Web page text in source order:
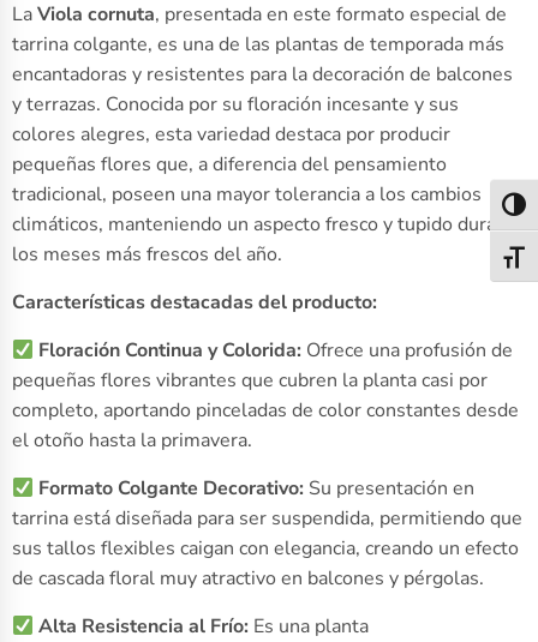
LaViola cornuta, presentada en este formato especial de
tarrina colgante, es una de las plantas de temporada más
encantadoras y resistentes para la decoración de balcones
y terrazas. Conocida por su floración incesante y sus
colores alegres, esta variedad destaca por producir
pequeñas flores que, a diferencia del pensamiento
tradicional, poseen una mayor tolerancia a los cambios
climáticos, manteniendo un aspecto fresco y tupido durante
los meses más frescos del año.
Características destacadas del producto:
Floración Continua y Colorida: Ofrece una profusión de
pequeñas flores vibrantes que cubren la planta casi por
completo, aportando pinceladas de color constantes desde
el otoño hasta la primavera.
Formato Colgante Decorativo: Su presentación en
tarrina está diseñada para ser suspendida, permitiendo que
sus tallos flexibles caigan con elegancia, creando un efecto
de cascada floral muy atractivo en balcones y pérgolas.
Alta Resistencia al Frío: Es una planta